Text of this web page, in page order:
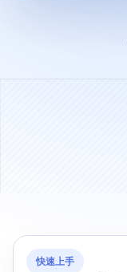
快速上手